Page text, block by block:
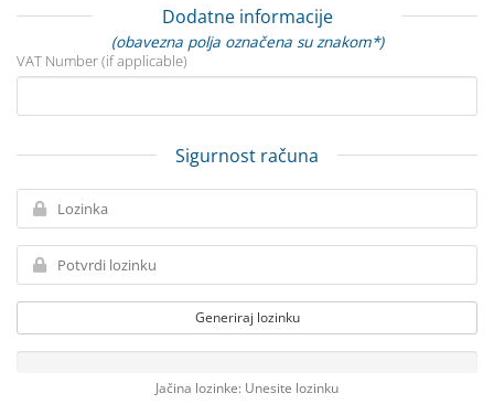
Dodatne informacije
(obavezna polja označena su znakom*)
VAT Number (if applicable)
Sigurnost računa
Generiraj lozinku
Jačina lozinke: Unesite lozinku